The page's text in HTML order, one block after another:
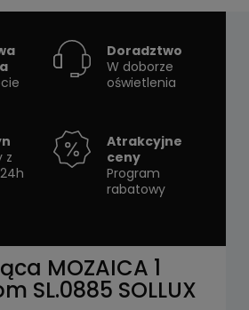
Doradztwo
W doborze
oświetlenia
z
Atrakcyjne
ceny
Program
rabatowy
MOZAICA 1
SL.0885 SOLLUX